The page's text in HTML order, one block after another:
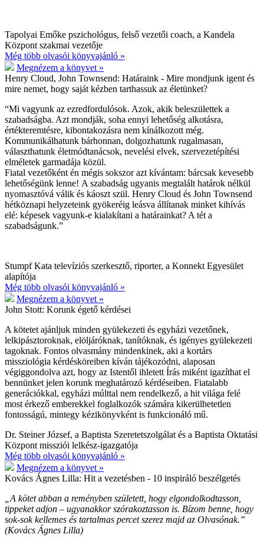
Tapolyai Emőke pszichológus, felső vezetői coach, a Kandela
Központ szakmai vezetője
Még több olvasói könyvajánló »
Megnézem a könyvet »
Henry Cloud, John Townsend: Határaink - Mire mondjunk igent és
mire nemet, hogy saját kézben tarthassuk az életünket?
“Mi vagyunk az ezredfordulósok. Azok, akik beleszülettek a
szabadságba. Azt mondják, soha ennyi lehetőség alkotásra,
értékteremtésre, kibontakozásra nem kínálkozott még.
Kommunikálhatunk bárhonnan, dolgozhatunk rugalmasan,
választhatunk életmódtanácsok, nevelési elvek, szervezetépítési
elméletek garmadája közül.
Fiatal vezetőként én mégis sokszor azt kívántam: bárcsak kevesebb
lehetőségünk lenne! A szabadság ugyanis megtalált határok nélkül
nyomasztóvá válik és káoszt szül. Henry Cloud és John Townsend
hétköznapi helyzeteink gyökeréig leásva állítanak minket kihívás
elé: képesek vagyunk-e kialakítani a határainkat? A tét a
szabadságunk.”
Stumpf Kata televíziós szerkesztő, riporter, a Konnekt Egyesület
alapítója
Még több olvasói könyvajánló »
Megnézem a könyvet »
John Stott: Korunk égető kérdései
A kötetet ajánljuk minden gyülekezeti és egyházi vezetőnek,
lelkipásztoroknak, elöljáróknak, tanítóknak, és igényes gyülekezeti
tagoknak. Fontos olvasmány mindenkinek, aki a kortárs
missziológia kérdésköreiben kíván tájékozódni, alaposan
végiggondolva azt, hogy az Istentől ihletett Írás miként igazíthat el
bennünket jelen korunk meghatározó kérdéseiben. Fiatalabb
generációkkal, egyházi múlttal nem rendelkező, a hit világa felé
most érkező emberekkel foglalkozók számára kikerülhetetlen
fontosságú, mintegy kézikönyvként is funkcionáló mű.
Dr. Steiner József, a Baptista Szeretetszolgálat és a Baptista Oktatási
Központ missziói lelkész-igazgatója
Még több olvasói könyvajánló »
Megnézem a könyvet »
Kovács Ágnes Lilla: Hit a vezetésben - 10 inspiráló beszélgetés
„A kötet abban a reményben született, hogy elgondolkodtasson,
tippeket adjon – ugyanakkor szórakoztasson is. Bízom benne, hogy
sok-sok kellemes és tartalmas percet szerez majd az Olvasónak.”
(Kovács Ágnes Lilla)